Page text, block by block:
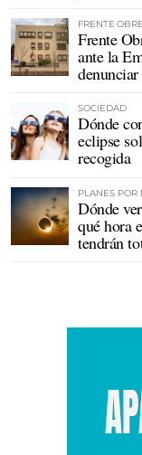
FRENTE
Frente
ante la
SOCIEDAD
Dónde
eclipse
recogida
PLANES POR
Dónde
qué hora
tendrán